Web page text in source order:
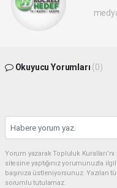
Okuyucu Yorumları (0)
Yorum yazarak Topluluk
sitesine yaptığınız yorumunuzla
başınıza üstleniyorsunuz.
sorumlu tutulamaz.